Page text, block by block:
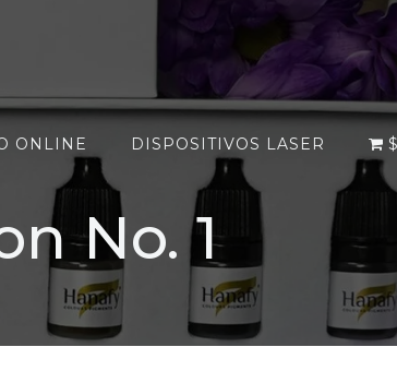
ONLINE DISPOSITIVOS LASER
No. 1